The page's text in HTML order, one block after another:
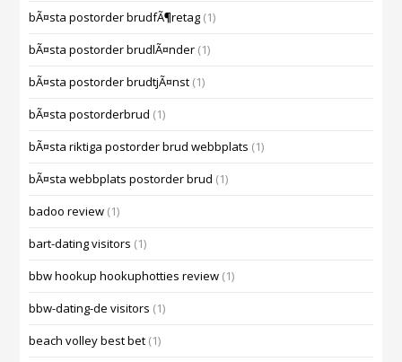
bÃ¤sta postorder brudfÃ¶retag (1)
bÃ¤sta postorder brudlÃ¤nder (1)
bÃ¤sta postorder brudtjÃ¤nst (1)
bÃ¤sta postorderbrud (1)
bÃ¤sta riktiga postorder brud webbplats (1)
bÃ¤sta webbplats postorder brud (1)
badoo review (1)
bart-dating visitors (1)
bbw hookup hookuphotties review (1)
bbw-dating-de visitors (1)
beach volley best bet (1)